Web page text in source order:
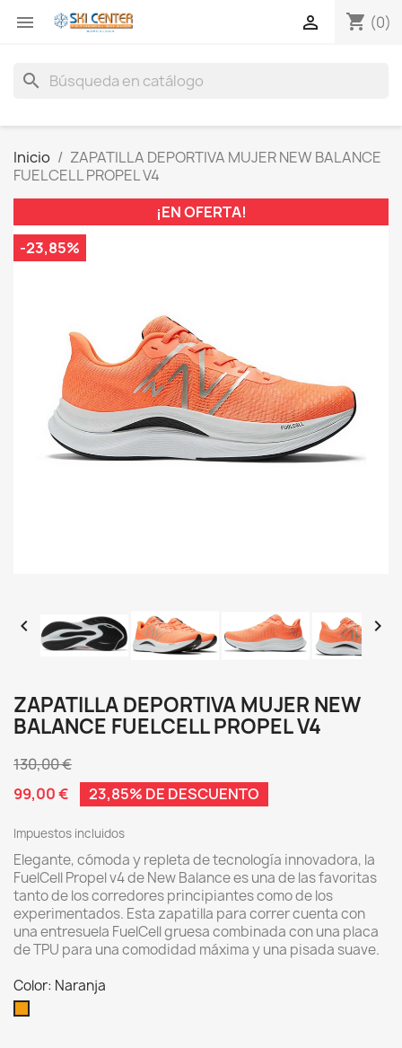
 shopping_cart (0)

search
Inicio
ZAPATILLA DEPORTIVA MUJER NEW BALANCE
FUELCELL PROPEL V4
¡EN OFERTA!
-23,85%
 
ZAPATILLA DEPORTIVA MUJER NEW
BALANCE FUELCELL PROPEL V4
130,00 €
99,00 €
23,85% DE DESCUENTO
Impuestos incluidos
Elegante, cómoda y repleta de tecnología innovadora, la
FuelCell Propel v4 de New Balance es una de las favoritas
tanto de los corredores principiantes como de los
experimentados. Esta zapatilla para correr cuenta con
una entresuela FuelCell gruesa combinada con una placa
de TPU para una comodidad máxima y una pisada suave.
Color: Naranja